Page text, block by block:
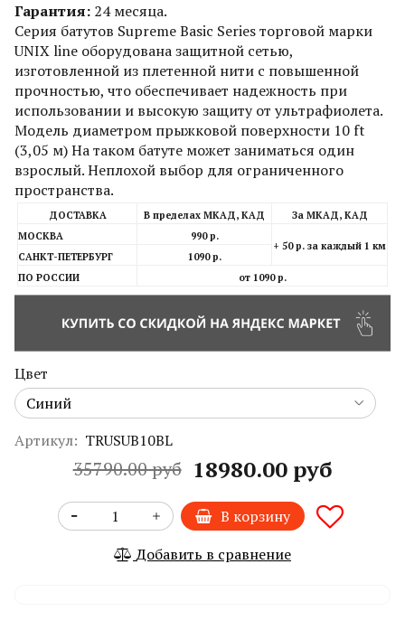
Гарантия: 24 месяца.
Серия батутов Supreme Basic Series торговой марки
UNIX line оборудована защитной сетью,
изготовленной из плетенной нити с повышенной
прочностью, что обеспечивает надежность при
использовании и высокую защиту от ультрафиолета.
Модель диаметром прыжковой поверхности 10 ft
(3,05 м) На таком батуте может заниматься один
взрослый. Неплохой выбор для ограниченного
пространства.
ДОСТАВКА В пределах МКАД, КАД
За МКАД, КАД
МОСКВА
990 р.
+ 50 р. за каждый 1 км
САНКТ-ПЕТЕРБУРГ
1090 р.
ПО РОССИИ
от 1090 р.
Цвет
Артикул: TRUSUB10BL
35790.00 руб 18980.00 руб
В корзину
Добавить в сравнение